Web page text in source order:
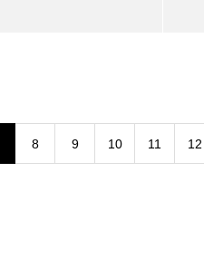
8 9 10 11 12